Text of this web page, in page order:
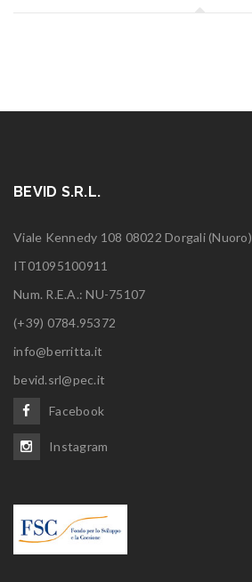
BEVID S.R.L.
Viale Kennedy 108 08022 Dorgali (Nuoro)
IT01095100911
Num. R.E.A.: NU-75107
(+39) 0784.95372
info@berritta.it
bevid.srl@pec.it
Facebook
Instagram